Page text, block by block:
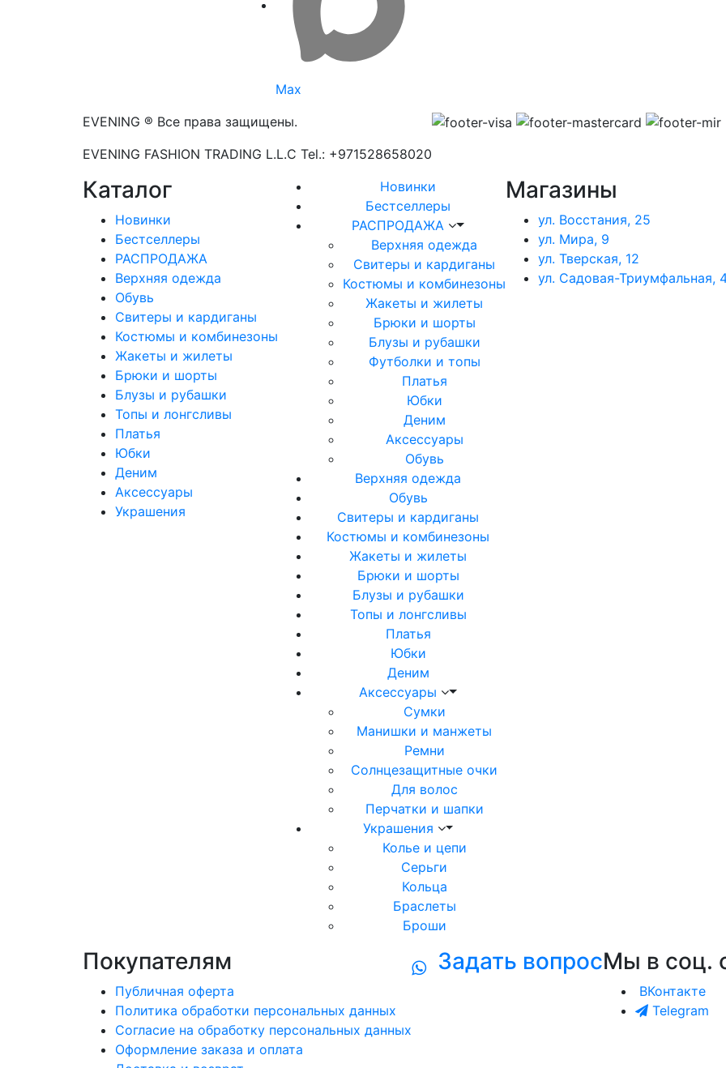
Max
EVENING ® Все права защищены.
EVENING FASHION TRADING L.L.C Tel.: +971528658020
Каталог
Новинки
Бестселлеры
РАСПРОДАЖА
Верхняя одежда
Обувь
Свитеры и кардиганы
Костюмы и комбинезоны
Жакеты и жилеты
Брюки и шорты
Блузы и рубашки
Топы и лонгсливы
Платья
Юбки
Деним
Аксессуары
Украшения
Новинки
Бестселлеры
РАСПРОДАЖА
Верхняя одежда
Свитеры и кардиганы
Костюмы и комбинезоны
Жакеты и жилеты
Брюки и шорты
Блузы и рубашки
Футболки и топы
Платья
Юбки
Деним
Аксессуары
Обувь
Верхняя одежда
Обувь
Свитеры и кардиганы
Костюмы и комбинезоны
Жакеты и жилеты
Брюки и шорты
Блузы и рубашки
Топы и лонгсливы
Платья
Юбки
Деним
Аксессуары
Сумки
Манишки и манжеты
Ремни
Солнцезащитные очки
Для волос
Перчатки и шапки
Украшения
Колье и цепи
Серьги
Кольца
Браслеты
Броши
Магазины
ул. Восстания, 25
ул. Мира, 9
ул. Тверская, 12
ул. Садовая-Триумфальная,
Покупателям
Публичная оферта
Политика обработки персональных данных
Согласие на обработку персональных данных
Оформление заказа и оплата
Задать вопросМы в соц.
ВКонтакте
Telegram